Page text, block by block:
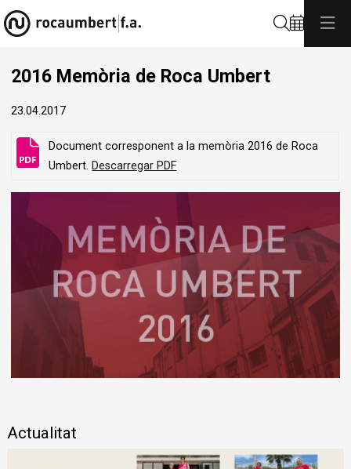
2016 Memòria de Roca Umbert
23.04.2017
Document corresponent a la memòria 2016 de Roca
Umbert. Descarregar PDF
Actualitat